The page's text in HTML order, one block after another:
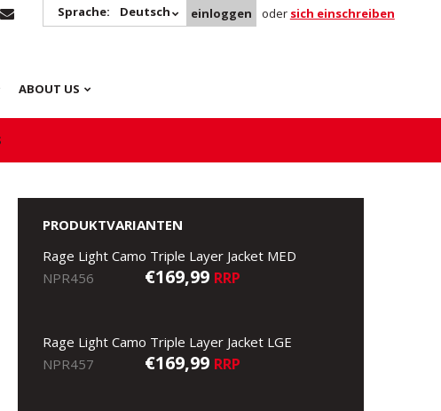
Sprache: Deutsch einloggen oder sich einschreiben
ABOUT US
PRODUKTVARIANTEN
Rage Light Camo Triple Layer Jacket MED
NPR456
€169,99 RRP
Rage Light Camo Triple Layer Jacket LGE
NPR457
€169,99 RRP